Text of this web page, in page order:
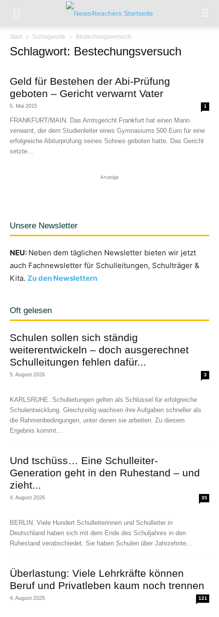
Start Schlagworte Bestechungsversuch
Schlagwort: Bestechungsversuch
Geld für Bestehen der Abi-Prüfung
geboten – Gericht verwarnt Vater
5. Mai 2015 1
FRANKFURT/MAIN. Das Amtsgericht Frankfurt hat einen Mann
verwarnt, der dem Studienleiter eines Gymnasiums 500 Euro für eine
erfolgreiche Abiturprüfung seines Sohnes geboten hatte. Das Gericht
setzte...
Anzeige
Unsere Newsletter
NEU: Neben dem täglichen Newsletter bieten wir jetzt
auch Fachnewsletter für Schulleitungen, Schulträger &
Kita. Zu den Newslettern
Oft gelesen
Schulen sollen sich ständig
weiterentwickeln – doch ausgerechnet
Schulleitungen fehlen dafür...
5. August 2026 3
KARLSRUHE. Schulleitungen gelten als Schlüssel für erfolgreiche
Schulentwicklung. Gleichzeitig wachsen ihre Aufgaben schneller als
die Rahmenbedingungen, unter denen sie arbeiten. Zu diesem
Ergebnis kommt...
Und tschüss… Eine Schulleiter-
Generation geht in den Ruhestand – und
zieht...
4. August 2026 35
BERLIN. Viele Hundert Schulleiterinnen und Schulleiter in
Deutschland haben sich mit dem Ende des Schuljahres in den
Ruhestand verabschiedet. Sie haben Schulen über Jahrzehnte...
Überlastung: Viele Lehrkräfte können
Beruf und Privatleben kaum noch trennen
4. August 2026 121